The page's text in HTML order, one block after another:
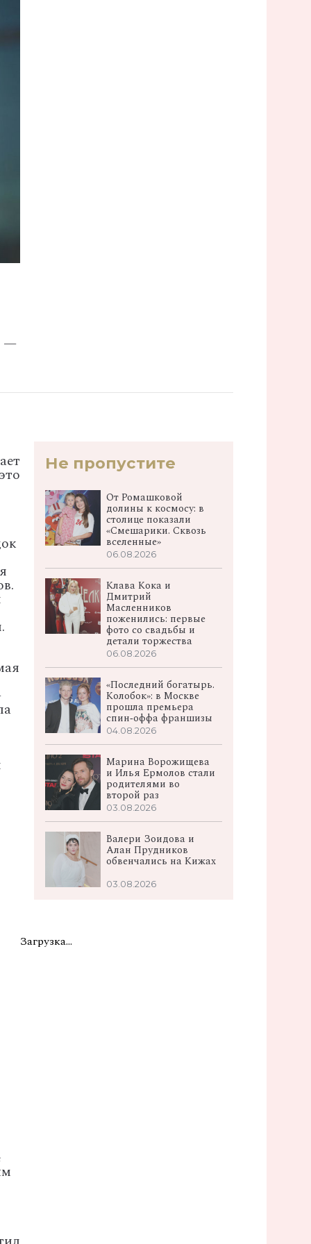
—
Не пропустите
От Ромашковой
долины к космосу: в
столице показали
«Смешарики. Сквозь
вселенные»
06.08.2026
Клава Кока и
Дмитрий
Масленников
поженились: первые
фото со свадьбы и
детали торжества
06.08.2026
«Последний богатырь.
Колобок»: в Москве
прошла премьера
спин‑оффа франшизы
04.08.2026
Марина Ворожищева
и Илья Ермолов стали
родителями во
второй раз
03.08.2026
Валери Зоидова и
Алан Прудников
обвенчались на Кижах
03.08.2026
Загрузка...